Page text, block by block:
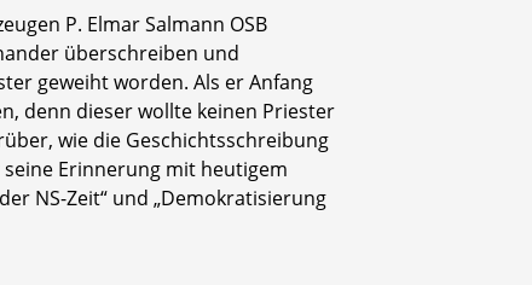
P. Elmar Salmann OSB
überschreiben und
geweiht worden. Als er Anfang
denn dieser wollte keinen Priester
wie die Geschichtsschreibung
Erinnerung mit heutigem
NS-Zeit“ und „Demokratisierung